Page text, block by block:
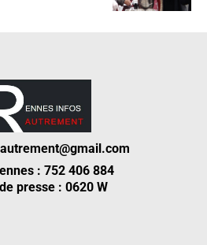
: 752 406 884
presse : 0620 W